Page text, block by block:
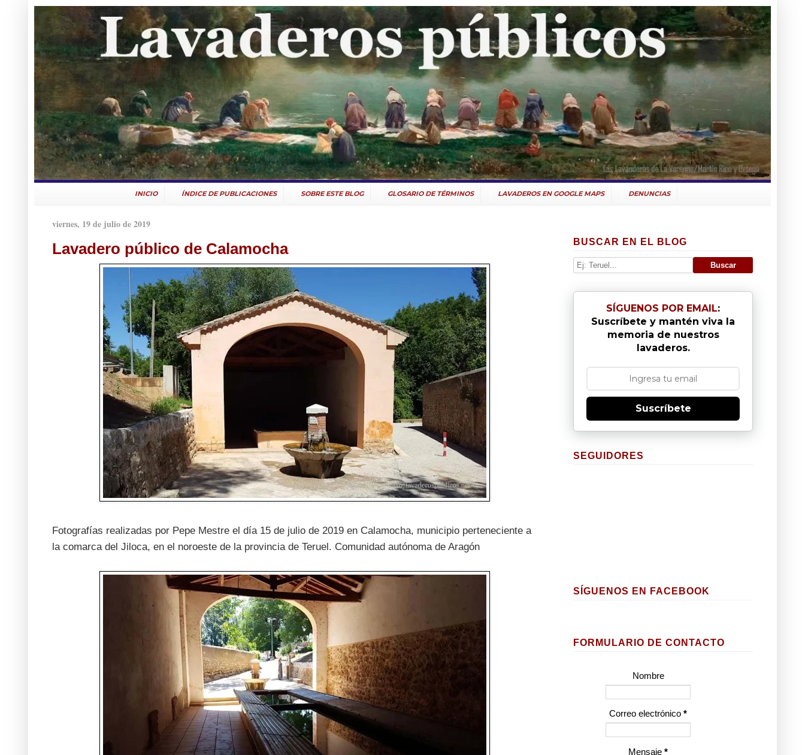
INICIO ÍNDICE DE PUBLICACIONES SOBRE ESTE BLOG GLOSARIO DE TÉRMINOS LAVADEROS EN GOOGLE MAPS DENUNCIAS
viernes, 19 de julio de 2019
Lavadero público de Calamocha
Fotografías realizadas por Pepe Mestre el día 15 de julio de 2019 en Calamocha, municipio perteneciente a
la comarca del Jiloca, en el noroeste de la provincia de Teruel. Comunidad autónoma de Aragón
BUSCAR EN EL BLOG
SÍGUENOS POR EMAIL:
Suscríbete y mantén viva la
memoria de nuestros
lavaderos.
Suscríbete
SEGUIDORES
SÍGUENOS EN FACEBOOK
FORMULARIO DE CONTACTO
Nombre
Correo electrónico *
Mensaje *